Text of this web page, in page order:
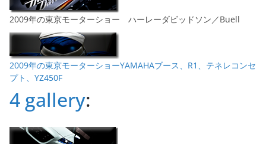
2009年の東京モーターショー ハーレーダビッドソン／Buell
2009年の東京モーターショーYAMAHAブース、R1、テネレコンセ
プト、YZ450F
4 gallery: